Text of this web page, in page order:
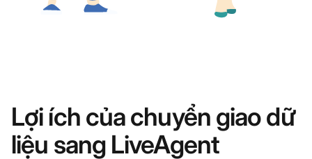
Lợi ích của chuyển giao dữ
liệu sang LiveAgent